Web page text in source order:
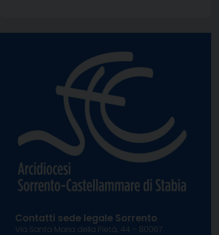
Contatti sede legale Sorrento
Via Santa Maria della Pietà, 44 – 80067